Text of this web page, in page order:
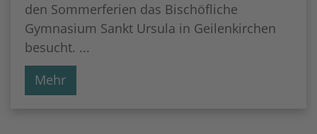
den Sommerferien das Bischöfliche
Gymnasium Sankt Ursula in Geilenkirchen
besucht. ...
Mehr